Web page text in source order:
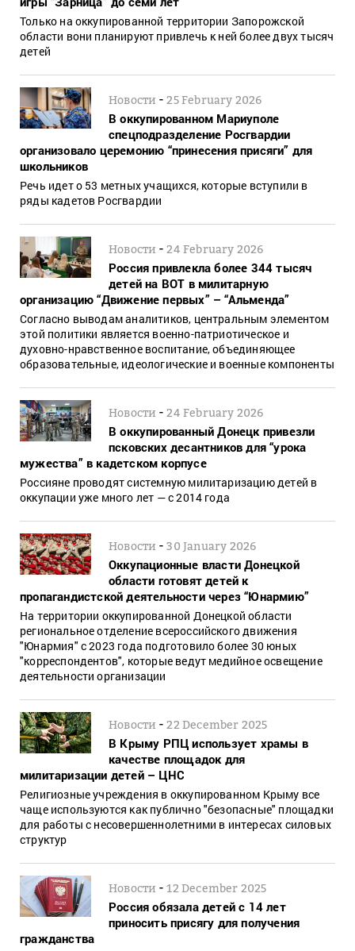
Только на оккупированной территории Запорожской
области вони планируют привлечь к ней более двух тысяч
детей
Новости -25 February 2026
В оккупированном Мариуполе
спецподразделение Росгвардии
организовало церемонию “принесения присяги” для
школьников
Речь идет о 53 метных учащихся, которые вступили в
ряды кадетов Росгвардии
Новости -24 February 2026
Россия привлекла более 344 тысяч
детей на ВОТ в милитарную
организацию “Движение первых” – “Альменда”
Согласно выводам аналитиков, центральным элементом
этой политики является военно-патриотическое и
духовно-нравственное воспитание, объединяющее
образовательные, идеологические и военные компоненты
Новости -24 February 2026
В оккупированный Донецк привезли
псковских десантников для “урока
мужества” в кадетском корпусе
Россияне проводят системную милитаризацию детей в
оккупации уже много лет — с 2014 года
Новости -30 January 2026
Оккупационные власти Донецкой
области готовят детей к
пропагандистской деятельности через “Юнармию”
На территории оккупированной Донецкой области
региональное отделение всероссийского движения
"Юнармия" с 2023 года подготовило более 30 юных
"корреспондентов", которые ведут медийное освещение
деятельности организации
Новости -22 December 2025
В Крыму РПЦ использует храмы в
качестве площадок для
милитаризации детей – ЦНС
Религиозные учреждения в оккупированном Крыму все
чаще используются как публично "безопасные" площадки
для работы с несовершеннолетними в интересах силовых
структур
Новости -12 December 2025
Россия обязала детей с 14 лет
приносить присягу для получения
гражданства